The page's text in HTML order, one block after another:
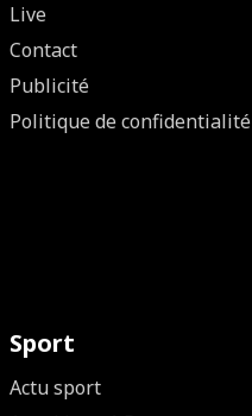
Live
Contact
Publicité
Politique de confidentialité
Sport
Actu sport